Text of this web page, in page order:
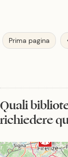
Prima pagina
Quali
richiedere